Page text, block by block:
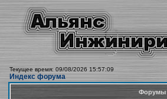
Текущее время: 09/08/2026 15:57:09
Индекс форума
Форумы